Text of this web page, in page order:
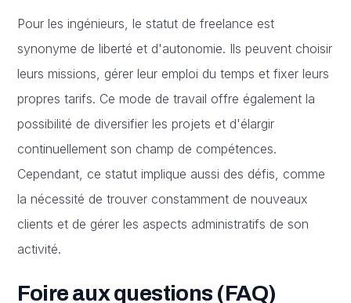
Pour les ingénieurs, le statut de freelance est
synonyme de liberté et d'autonomie. Ils peuvent choisir
leurs missions, gérer leur emploi du temps et fixer leurs
propres tarifs. Ce mode de travail offre également la
possibilité de diversifier les projets et d'élargir
continuellement son champ de compétences.
Cependant, ce statut implique aussi des défis, comme
la nécessité de trouver constamment de nouveaux
clients et de gérer les aspects administratifs de son
activité.
Foire aux questions (FAQ)